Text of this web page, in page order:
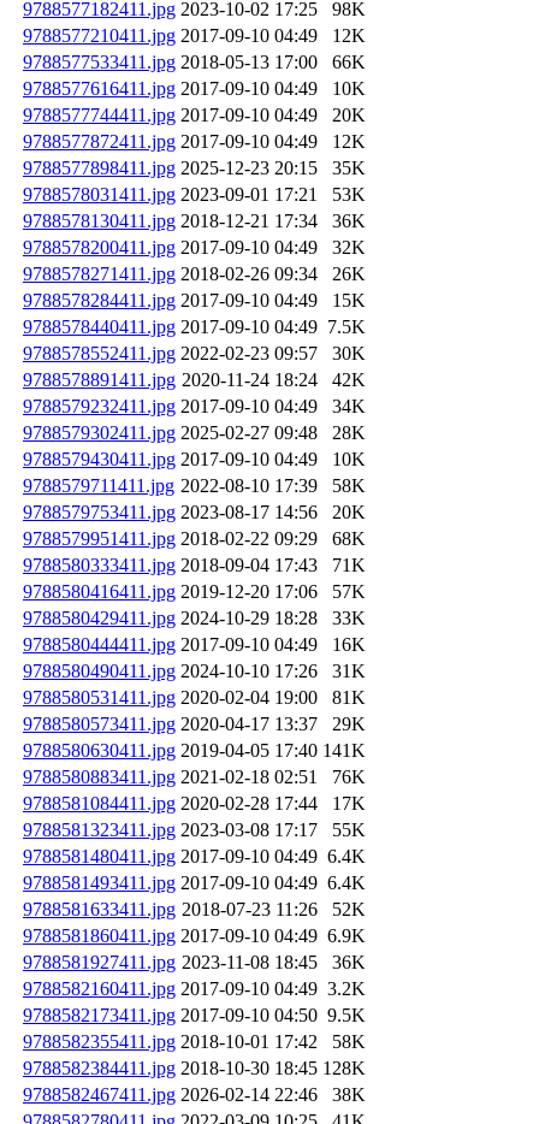
9788577182411.jpg 2023-10-02 17:25
98K
9788577210411.jpg 2017-09-10 04:49
12K
9788577533411.jpg 2018-05-13 17:00
66K
9788577616411.jpg 2017-09-10 04:49
10K
9788577744411.jpg 2017-09-10 04:49
20K
9788577872411.jpg 2017-09-10 04:49
12K
9788577898411.jpg 2025-12-23 20:15
35K
9788578031411.jpg 2023-09-01 17:21
53K
9788578130411.jpg 2018-12-21 17:34
36K
9788578200411.jpg 2017-09-10 04:49
32K
9788578271411.jpg 2018-02-26 09:34
26K
9788578284411.jpg 2017-09-10 04:49
15K
9788578440411.jpg 2017-09-10 04:49 7.5K
9788578552411.jpg 2022-02-23 09:57
30K
9788578891411.jpg 2020-11-24 18:24
42K
9788579232411.jpg 2017-09-10 04:49
34K
9788579302411.jpg 2025-02-27 09:48
28K
9788579430411.jpg 2017-09-10 04:49
10K
9788579711411.jpg 2022-08-10 17:39
58K
9788579753411.jpg 2023-08-17 14:56
20K
9788579951411.jpg 2018-02-22 09:29
68K
9788580333411.jpg 2018-09-04 17:43
71K
9788580416411.jpg 2019-12-20 17:06
57K
9788580429411.jpg 2024-10-29 18:28
33K
9788580444411.jpg 2017-09-10 04:49
16K
9788580490411.jpg 2024-10-10 17:26
31K
9788580531411.jpg 2020-02-04 19:00
81K
9788580573411.jpg 2020-04-17 13:37
29K
9788580630411.jpg 2019-04-05 17:40 141K
9788580883411.jpg 2021-02-18 02:51
76K
9788581084411.jpg 2020-02-28 17:44
17K
9788581323411.jpg 2023-03-08 17:17
55K
9788581480411.jpg 2017-09-10 04:49 6.4K
9788581493411.jpg 2017-09-10 04:49 6.4K
9788581633411.jpg 2018-07-23 11:26
52K
9788581860411.jpg 2017-09-10 04:49 6.9K
9788581927411.jpg 2023-11-08 18:45
36K
9788582160411.jpg 2017-09-10 04:49 3.2K
9788582173411.jpg 2017-09-10 04:50 9.5K
9788582355411.jpg 2018-10-01 17:42
58K
9788582384411.jpg 2018-10-30 18:45 128K
9788582467411.jpg 2026-02-14 22:46
38K